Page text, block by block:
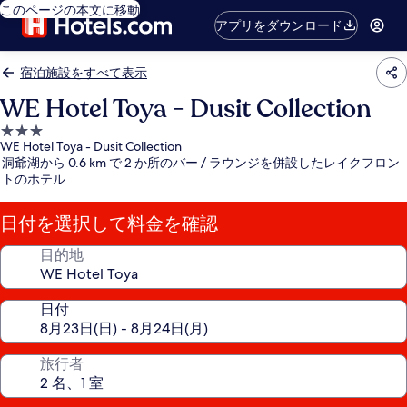
このページの本文に移動
アプリをダウンロード
宿泊施設をすべて表示
WE Hotel Toya - Dusit Collection
3.0
つ
星
宿
泊
施
設
WE Hotel Toya - Dusit Collection
洞爺湖から 0.6 km で 2 か所のバー / ラウンジを併設したレイクフロン
トのホテル
日付を選択して料金を確認
目的地
日付
旅行者